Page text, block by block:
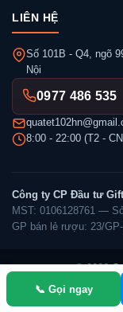
📞 Gọi ngay
LIÊN HỆ
Số 101B - Q4, ngõ
Nội
0977 486 535
8:00 - 22:00 (T2 -
Công ty CP Đầu tư
MST: 0106128761 —
GP bán lẻ rượu: 23/
© 2026